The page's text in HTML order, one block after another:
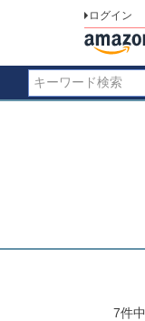
ログイン
7件中